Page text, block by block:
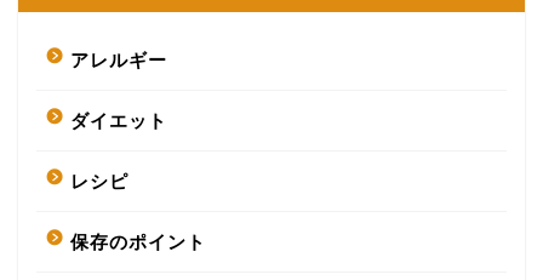
アレルギー
ダイエット
レシピ
保存のポイント